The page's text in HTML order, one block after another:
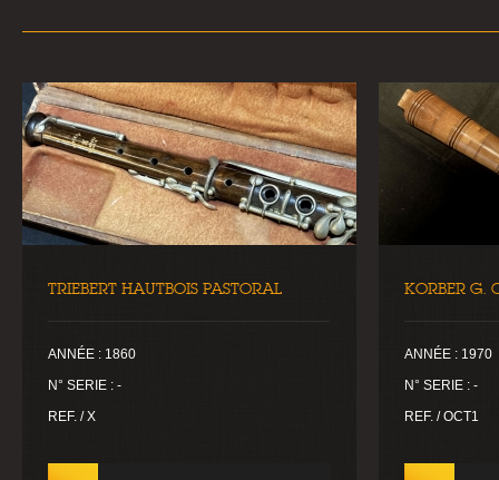
TRIEBERT HAUTBOIS PASTORAL
ANNÉE : 1860
N° SERIE : -
REF. / X
KORBER G.
ANNÉE : 1970
N° SERIE : -
REF. / OCT1